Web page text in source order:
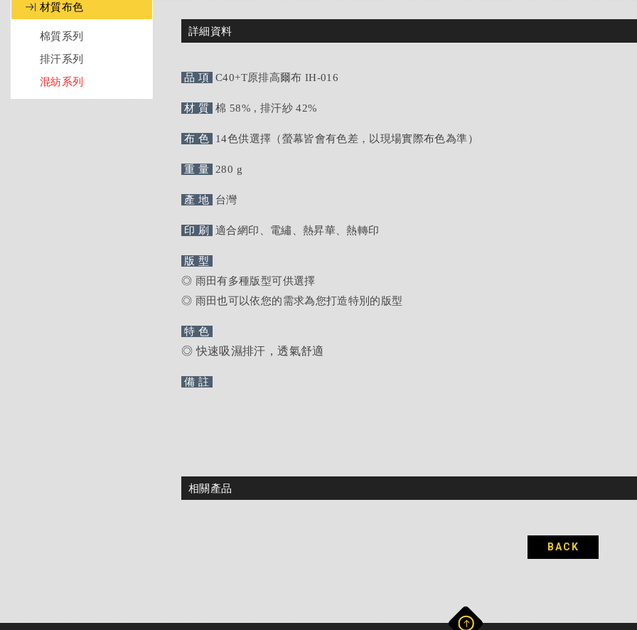
材質布色
棉質系列
排汗系列
混紡系列
詳細資料
品 項 C40+T原排高爾布 IH-016
材 質 棉 58% , 排汗紗 42%
布 色 14色供選擇（螢幕皆會有色差，以現場實際布色為準）
重 量 280 g
產 地 台灣
印 刷 適合網印、電繡、熱昇華、熱轉印
版 型
◎雨田有多種版型可供選擇
◎雨田也可以依您的需求為您打造特別的版型
特 色
◎ 快速吸濕排汗，透氣舒適
備 註
相關產品
BACK